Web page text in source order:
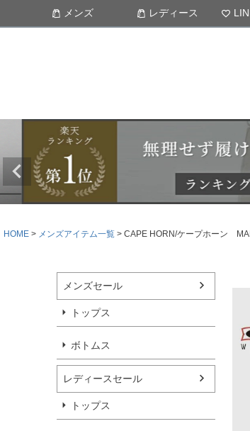
メンズ レディース
HOME メンズアイテム一覧 CAPE HORN/ケープホーン
メンズセール
トップス
ボトムス
レディースセール
トップス